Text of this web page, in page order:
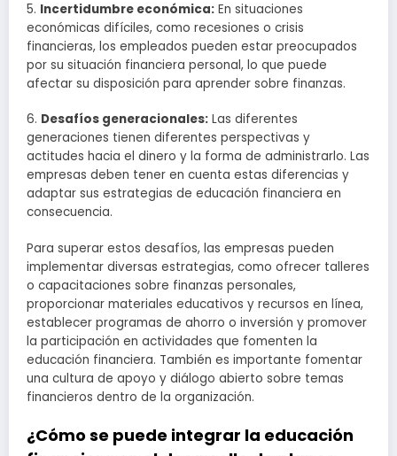
5. Incertidumbre económica: En situaciones
económicas difíciles, como recesiones o crisis
financieras, los empleados pueden estar preocupados
por su situación financiera personal, lo que puede
afectar su disposición para aprender sobre finanzas.
6. Desafíos generacionales: Las diferentes
generaciones tienen diferentes perspectivas y
actitudes hacia el dinero y la forma de administrarlo. Las
empresas deben tener en cuenta estas diferencias y
adaptar sus estrategias de educación financiera en
consecuencia.
Para superar estos desafíos, las empresas pueden
implementar diversas estrategias, como ofrecer talleres
o capacitaciones sobre finanzas personales,
proporcionar materiales educativos y recursos en línea,
establecer programas de ahorro o inversión y promover
la participación en actividades que fomenten la
educación financiera. También es importante fomentar
una cultura de apoyo y diálogo abierto sobre temas
financieros dentro de la organización.
¿Cómo se puede integrar la educación